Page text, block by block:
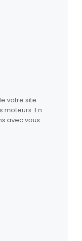
votre site
moteurs. En
avec vous